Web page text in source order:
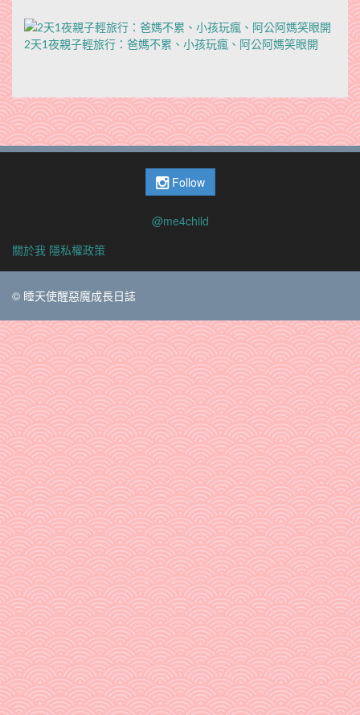
2天1夜親子輕旅行：爸媽不累、小孩玩瘋、阿公阿媽笑眼開
Follow
@me4child
關於我 隱私權政策
© 睡天使醒惡魔成長日誌